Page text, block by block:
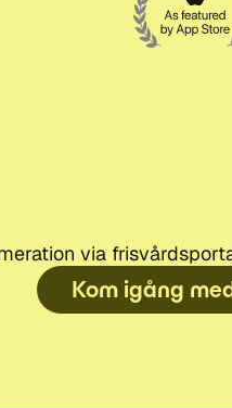
via
Kom igång